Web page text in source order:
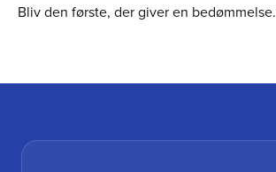
Bliv den første, der giver en bedømmelse.